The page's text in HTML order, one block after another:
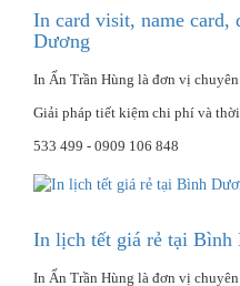
In card visit, name card,
Dương
In Ấn Trần Hùng là đơn vị
Giải pháp tiết kiệm chi phí và
533 499 - 0909 106 848
In lịch tết giá rẻ tại Bình
In Ấn Trần Hùng là đơn vị